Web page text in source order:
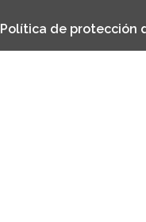
Política de protección